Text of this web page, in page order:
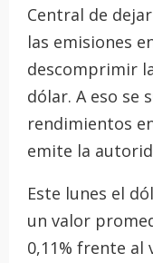
Central de
las emisiones
descomprimir
dólar. A eso se
rendimientos
emite la
Este lunes el
un valor
0,11% frente al